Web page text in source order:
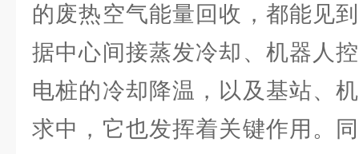
的废热空气能量回收，都能见
据中心间接蒸发冷却、机器人
电桩的冷却降温，以及基站、
求中，它也发挥着关键作用。